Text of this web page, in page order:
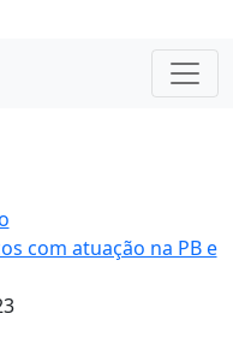
com atuação na PB e